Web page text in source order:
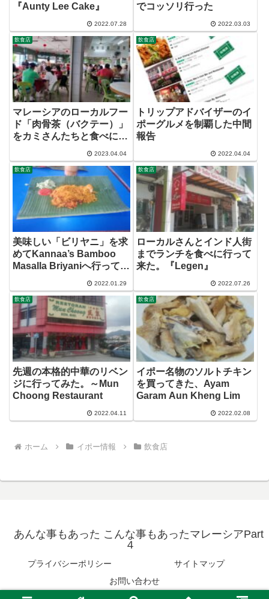
『Aunty Lee Cake』
2022.07.28
でコッソリ行った
2022.03.03
飲食店
マレーシアのローカルフー
ド「肉骨茶（バクテー）」
をカミさんたちと食べに行
2023.04.04
飲食店
トリップアドバイザーのイ
ポーグルメを制覇した中間
報告
2022.04.04
飲食店
美味しい「ビリヤニ」を求
めてKannaa’s Bamboo
Masalla Briyaniへ行ってみ
2022.01.29
飲食店
ローカルさんとインド人街
までランチを食べに行って
来た。『Legen』
2022.07.26
飲食店
先週の本格的中華のリベン
ジに行ってみた。～Mun
Choong Restaurant
2022.04.11
飲食店
イポー名物のソルトチキン
を買ってきた、Ayam
Garam Aun Kheng Lim
2022.02.08
ホーム イポー情報 飲食店
あんな事もあった こんな事もあったマレーシアPart
４
プライバシーポリシー
サイトマップ
お問い合わせ